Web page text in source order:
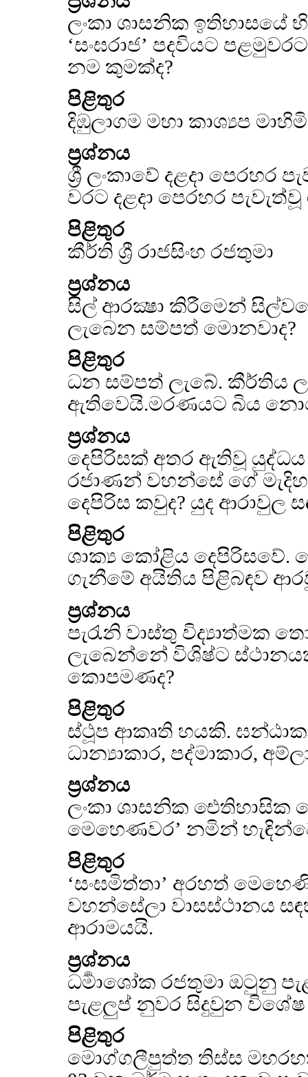
ලංකා ශාසනික ඉතිහාසයේ
‘සංඝරාජ’ පදවියට
නම කුමක්ද?
පිළිතුර
දිඹුලාගම මහා කාශ්‍යප
ප්‍රශ්නය
ශ්‍රී ලංකාවේ දළදා
වරට දළදා පෙරහර
පිළිතුර
කීර්ති ශ්‍රී රාජසිංහ රජතුමා
ප්‍රශ්නය
සිල් ආරක්‍ෂා කිරීමෙන්
ලැබෙන සම්පත් මොනවාද?
පිළිතුර
ධන සම්පත් ලැබේ. කීර්තිය
ඇතිවෙයි.මරණයට බිය
ප්‍රශ්නය
දෙපිරිසක් අතර ඇතිවූ
රජාණන් වහන්සේ ගේ
දෙපිරිස කවුද? යුද ආරාවුල
පිළිතුර
ශාක්‍ය කෝළිය දෙපිරිසවේ.
ගැනීමේ අයිතිය පිළිබඳව
ප්‍රශ්නය
පැරැනි වාස්තු විද්‍යාත්මක
ලැබෙන්නේ විශිෂ්ට
කොපමණද?
පිළිතුර
ස්ථූප ආකෘති හයකි.
ධාන්‍යාකාර, පද්මාකාර,
ප්‍රශ්නය
ලංකා ශාසනික ඓතිහාසික
මෙහෙණවර’ නමින්
පිළිතුර
‘සංඝමිත්තා’ අරහත්
වහන්සේලා වාසස්ථානය
ආරාමයයි.
ප්‍රශ්නය
ධර්‍මාශෝක රජතුමා ඔටුනු
පැළලුප් නුවර සිදුවුන
පිළිතුර
මොග්ගලීපුත්ත තිස්ස